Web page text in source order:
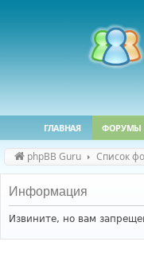
ГЛАВНАЯ ФОРУМЫ
phpBB Guru Список
Информация
Извините, но вам